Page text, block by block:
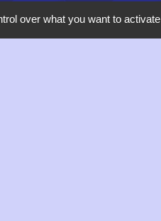
over what you want to activate